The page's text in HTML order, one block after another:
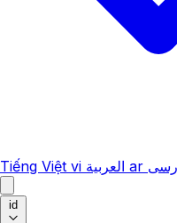
Tiếng Việt vi العربية ar
id